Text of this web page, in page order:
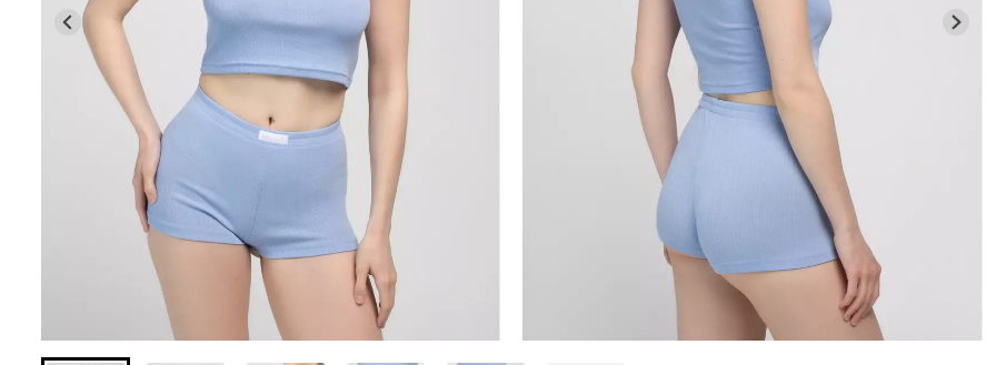
Безшовні легінси з
мікрофібри LEGGINGS 02
(чорний) Giulia
552 грн. 789 грн.
Безшовні легінси LEGGINGS
(чорний) Giulia
482 грн.
Велосипедки з високою
талією TRACKS 01 (чорний)
Giulia
384 грн.549 грн.
Безшовні
легкою